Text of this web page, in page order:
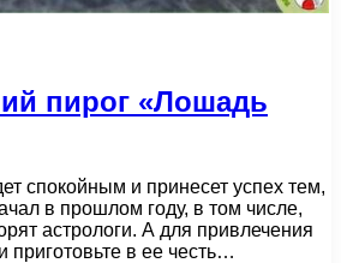
пирог «Лошадь
спокойным и принесет успех тем,
в прошлом году, в том числе,
астрологи. А для привлечения
приготовьте в ее честь…